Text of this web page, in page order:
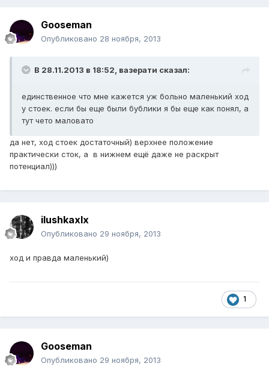
Gooseman
Опубликовано 28 ноября, 2013
В 28.11.2013 в 18:52, вазерати сказал:
единственное что мне кажется уж больно маленький ход
у стоек. если бы еще были бублики я бы еще как понял, а
тут чето маловато
да нет, ход стоек достаточный) верхнее положение
практически сток, а в нижнем ещё даже не раскрыт
потенциал)))
ilushkaxlx
Опубликовано 29 ноября, 2013
ход и правда маленький)
1
Gooseman
Опубликовано 29 ноября, 2013